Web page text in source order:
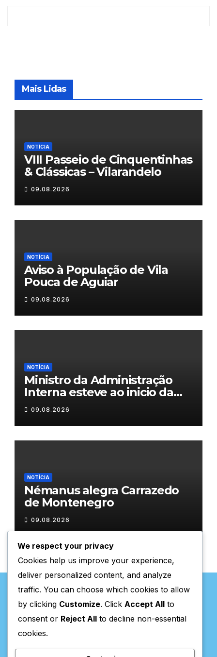
Mais Lidas
NOTÍCIA
VIII Passeio de Cinquentinhas
& Clássicas – Vilarandelo
09.08.2026
NOTÍCIA
Aviso à População de Vila
Pouca de Aguiar
09.08.2026
NOTÍCIA
Ministro da Administração
Interna esteve ao inicio da
tarde em Valpaços
09.08.2026
NOTÍCIA
Némanus alegra Carrazedo
de Montenegro
09.08.2026
Valpaços Online
We respect your privacy
Cookies help us improve your experience,
deliver personalized content, and analyze
traffic. You can choose which cookies to allow
by clicking Customize. Click Accept All to
consent or Reject All to decline non-essential
cookies.